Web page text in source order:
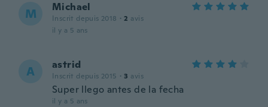
M Michael
Inscrit depuis 2018 · 2 avis
il y a 5 ans
A astrid
Inscrit depuis 2015 · 3 avis
Super llego antes de la fecha
il y a 5 ans